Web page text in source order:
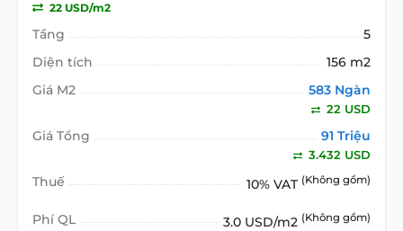
22 USD/m2
Tầng
5
Diện tích
156 m2
Giá M2
583 Ngàn
22 USD
Giá Tổng 91 Triệu
3.432 USD
Thuế 10% VAT (Không gồm)
Phí QL 3.0 USD/m2 (Không gồm)